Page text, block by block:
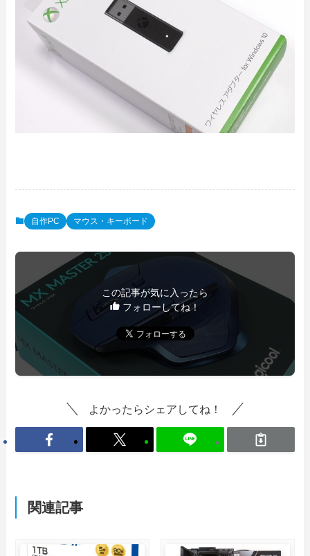
自作PC マウス・キーボード
この記事が気に入ったら
フォローしてね！
よかったらシェアしてね！
関連記事